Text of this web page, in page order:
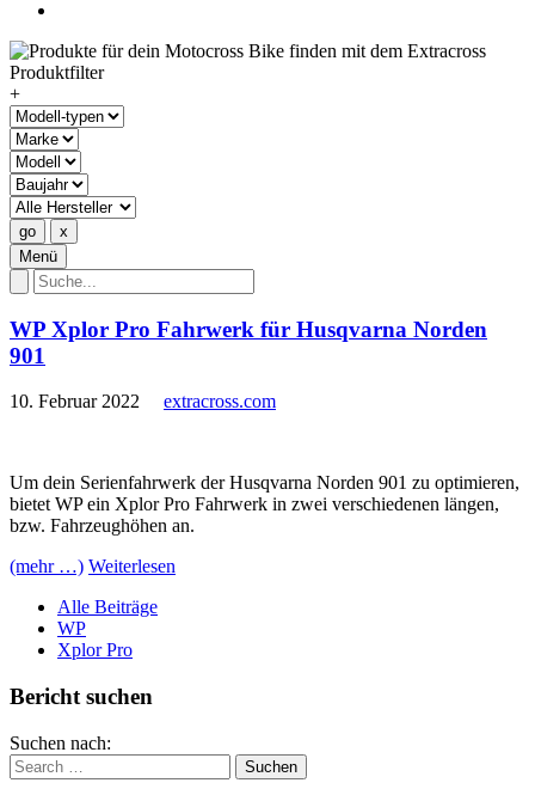
+
Menü
WP Xplor Pro Fahrwerk für Husqvarna Norden
901
10. Februar 2022 extracross.com
Um dein Serienfahrwerk der Husqvarna Norden 901 zu optimieren,
bietet WP ein Xplor Pro Fahrwerk in zwei verschiedenen längen,
bzw. Fahrzeughöhen an.
(mehr …) Weiterlesen
Alle Beiträge
WP
Xplor Pro
Bericht suchen
Suchen nach: